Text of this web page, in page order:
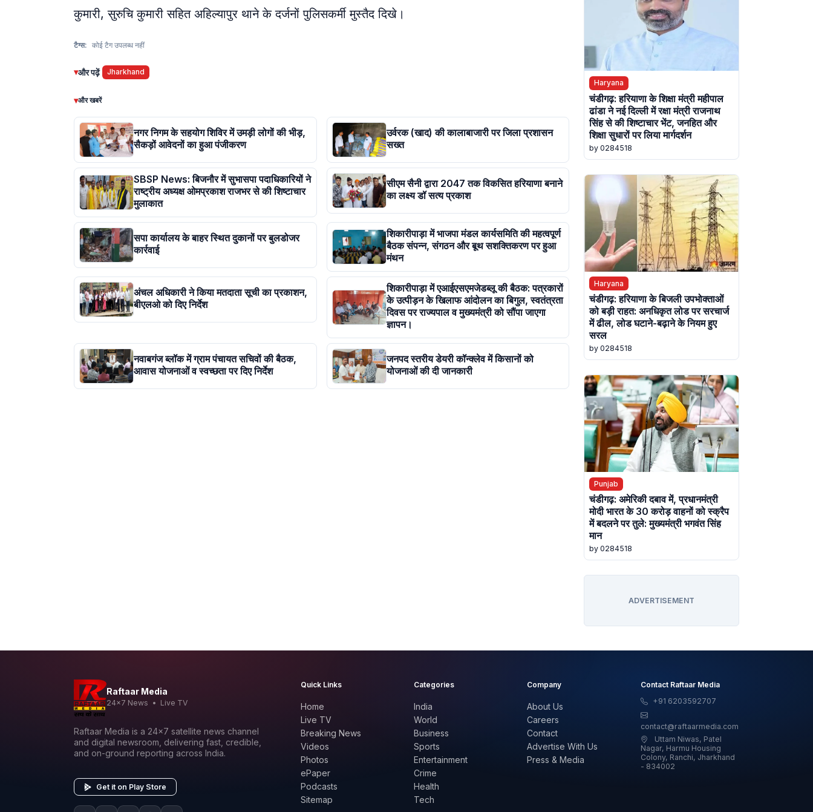
कुमारी, सुरुचि कुमारी सहित अहिल्यापुर थाने के दर्जनों पुलिसकर्मी मुस्तैद दिखे।
टैग्स: कोई टैग उपलब्ध नहीं
▾और पढ़ें Jharkhand
▾और खबरें
नगर निगम के सहयोग शिविर में उमड़ी लोगों की भीड़,
सैकड़ों आवेदनों का हुआ पंजीकरण
उर्वरक (खाद) की कालाबाजारी पर जिला प्रशासन
सख्त
SBSP News: बिजनौर में सुभासपा पदाधिकारियों ने
राष्ट्रीय अध्यक्ष ओमप्रकाश राजभर से की शिष्टाचार
मुलाकात
सीएम सैनी द्वारा 2047 तक विकसित हरियाणा बनाने
का लक्ष्य डॉ सत्य प्रकाश
सपा कार्यालय के बाहर स्थित दुकानों पर बुलडोजर
कार्रवाई
शिकारीपाड़ा में भाजपा मंडल कार्यसमिति की महत्वपूर्ण
बैठक संपन्न, संगठन और बूथ सशक्तिकरण पर हुआ
मंथन
अंचल अधिकारी ने किया मतदाता सूची का प्रकाशन,
बीएलओ को दिए निर्देश
शिकारीपाड़ा में एआईएसएमजेडब्लू की बैठक: पत्रकारों
के उत्पीड़न के खिलाफ आंदोलन का बिगुल, स्वतंत्रता
दिवस पर राज्यपाल व मुख्यमंत्री को सौंपा जाएगा
ज्ञापन।
नवाबगंज ब्लॉक में ग्राम पंचायत सचिवों की बैठक,
आवास योजनाओं व स्वच्छता पर दिए निर्देश
जनपद स्तरीय डेयरी कॉन्क्लेव में किसानों को
योजनाओं की दी जानकारी
Haryana
चंडीगढ़: हरियाणा के शिक्षा मंत्री महीपाल
ढांडा ने नई दिल्ली में रक्षा मंत्री राजनाथ
सिंह से की शिष्टाचार भेंट, जनहित और
शिक्षा सुधारों पर लिया मार्गदर्शन
by 0284518
Haryana
चंडीगढ़: हरियाणा के बिजली उपभोक्ताओं
को बड़ी राहत: अनधिकृत लोड पर सरचार्ज
में ढील, लोड घटाने-बढ़ाने के नियम हुए
सरल
by 0284518
Punjab
चंडीगढ़: अमेरिकी दबाव में, प्रधानमंत्री
मोदी भारत के 30 करोड़ वाहनों को स्क्रैप
में बदलने पर तुले: मुख्यमंत्री भगवंत सिंह
मान
by 0284518
ADVERTISEMENT
Raftaar Media
24x7 News • Live TV
Raftaar Media is a 24x7 satellite news channel
and digital newsroom, delivering fast, credible,
and on-ground reporting across India.
Get it on Play Store
Quick Links
Home
Live TV
Breaking News
Videos
Photos
ePaper
Podcasts
Sitemap
Categories
India
World
Business
Sports
Entertainment
Crime
Health
Tech
Company
About Us
Careers
Contact
Advertise With Us
Press & Media
Contact Raftaar Media
+91 6203592707
contact@raftaarmedia.com
Uttam Niwas, Patel
Nagar, Harmu Housing
Colony, Ranchi, Jharkhand
- 834002